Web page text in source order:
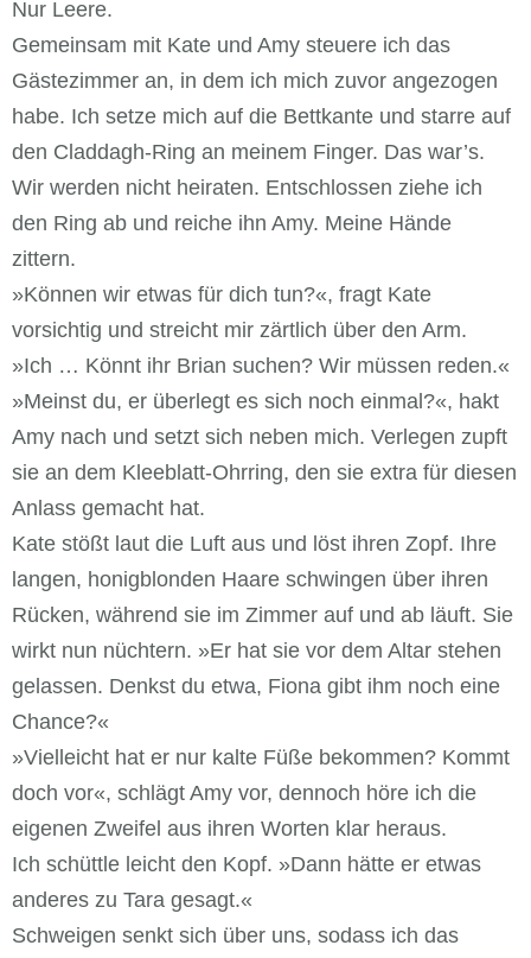
Nur Leere.
Gemeinsam mit Kate und Amy steuere ich das
Gästezimmer an, in dem ich mich zuvor angezogen
habe. Ich setze mich auf die Bettkante und starre auf
den Claddagh-Ring an meinem Finger. Das war’s.
Wir werden nicht heiraten. Entschlossen ziehe ich
den Ring ab und reiche ihn Amy. Meine Hände
zittern.
»Können wir etwas für dich tun?«, fragt Kate
vorsichtig und streicht mir zärtlich über den Arm.
»Ich … Könnt ihr Brian suchen? Wir müssen reden.«
»Meinst du, er überlegt es sich noch einmal?«, hakt
Amy nach und setzt sich neben mich. Verlegen zupft
sie an dem Kleeblatt-Ohrring, den sie extra für diesen
Anlass gemacht hat.
Kate stößt laut die Luft aus und löst ihren Zopf. Ihre
langen, honigblonden Haare schwingen über ihren
Rücken, während sie im Zimmer auf und ab läuft. Sie
wirkt nun nüchtern. »Er hat sie vor dem Altar stehen
gelassen. Denkst du etwa, Fiona gibt ihm noch eine
Chance?«
»Vielleicht hat er nur kalte Füße bekommen? Kommt
doch vor«, schlägt Amy vor, dennoch höre ich die
eigenen Zweifel aus ihren Worten klar heraus.
Ich schüttle leicht den Kopf. »Dann hätte er etwas
anderes zu Tara gesagt.«
Schweigen senkt sich über uns, sodass ich das